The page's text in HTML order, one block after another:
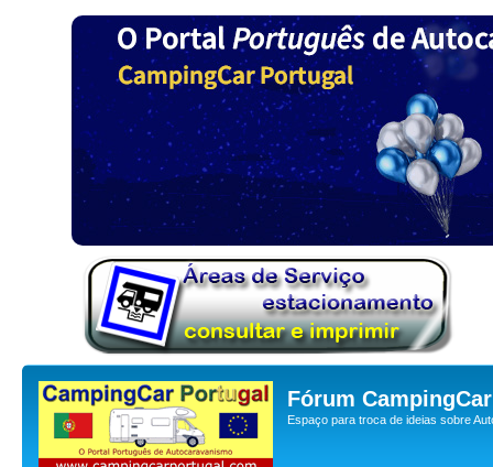
Fórum
Espaço para troca de ideias sobre